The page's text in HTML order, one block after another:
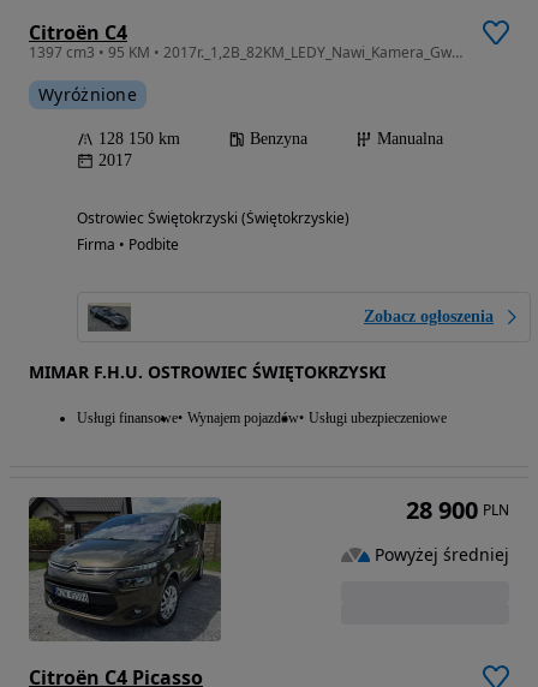
Citroën C4
1397 cm3 • 95 KM • 2017r._1,2B_82KM_LEDY_Nawi_Kamera_Gwarancja_12m.
Wyróżnione
128 150 km Benzyna
Manualna
2017
Ostrowiec Świętokrzyski (Świętokrzyskie)
Firma • Podbite
Zobacz ogłoszenia
MIMAR F.H.U. OSTROWIEC ŚWIĘTOKRZYSKI
Usługi finansowe Wynajem pojazdów Usługi ubezpieczeniowe
Citroën C4 Picasso
28 900 PLN
Powyżej średniej